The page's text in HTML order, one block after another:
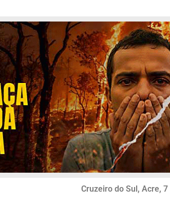
Cruzeiro do Sul, Acre,